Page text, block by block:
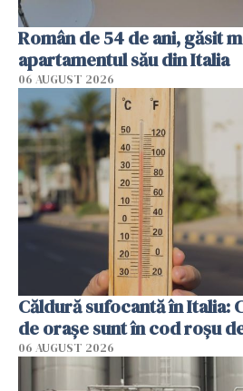
Român de 54 de ani, găsit
apartamentul său din Italia
06 AUGUST 2026
Căldură sufocantă în Italia:
de orașe sunt în cod roșu
06 AUGUST 2026